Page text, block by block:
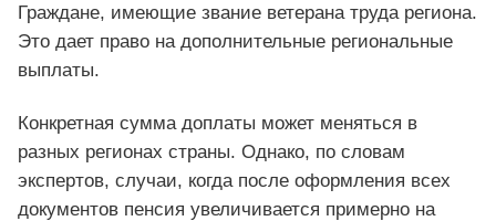
Граждане, имеющие звание ветерана труда региона.
Это дает право на дополнительные региональные
выплаты.
Конкретная сумма доплаты может меняться в
разных регионах страны. Однако, по словам
экспертов, случаи, когда после оформления всех
документов пенсия увеличивается примерно на